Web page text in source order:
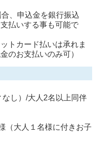
、申込金を銀行振込
払いする事も可能で
トカード払いは承れま
のお支払いのみ可）
し）/大人2名以上同伴
（大人１名様に付きお子